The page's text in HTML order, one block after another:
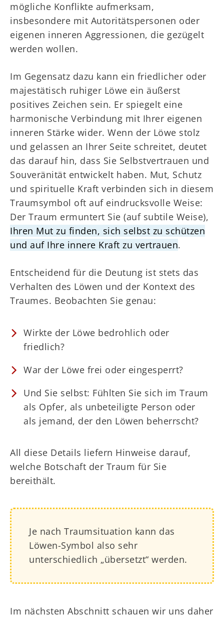
mögliche Konflikte aufmerksam,
insbesondere mit Autoritätspersonen oder
eigenen inneren Aggressionen, die gezügelt
werden wollen.
Im Gegensatz dazu kann ein friedlicher oder
majestätisch ruhiger Löwe ein äußerst
positives Zeichen sein. Er spiegelt eine
harmonische Verbindung mit Ihrer eigenen
inneren Stärke wider. Wenn der Löwe stolz
und gelassen an Ihrer Seite schreitet, deutet
das darauf hin, dass Sie Selbstvertrauen und
Souveränität entwickelt haben. Mut, Schutz
und spirituelle Kraft verbinden sich in diesem
Traumsymbol oft auf eindrucksvolle Weise:
Der Traum ermuntert Sie (auf subtile Weise),
Ihren Mut zu finden, sich selbst zu schützen
und auf Ihre innere Kraft zu vertrauen.
Entscheidend für die Deutung ist stets das
Verhalten des Löwen und der Kontext des
Traumes. Beobachten Sie genau:
Wirkte der Löwe bedrohlich oder
friedlich?
War der Löwe frei oder eingesperrt?
Und Sie selbst: Fühlten Sie sich im Traum
als Opfer, als unbeteiligte Person oder
als jemand, der den Löwen beherrscht?
All diese Details liefern Hinweise darauf,
welche Botschaft der Traum für Sie
bereithält.
Je nach Traumsituation kann das
Löwen-Symbol also sehr
unterschiedlich „übersetzt“ werden.
Im nächsten Abschnitt schauen wir uns daher